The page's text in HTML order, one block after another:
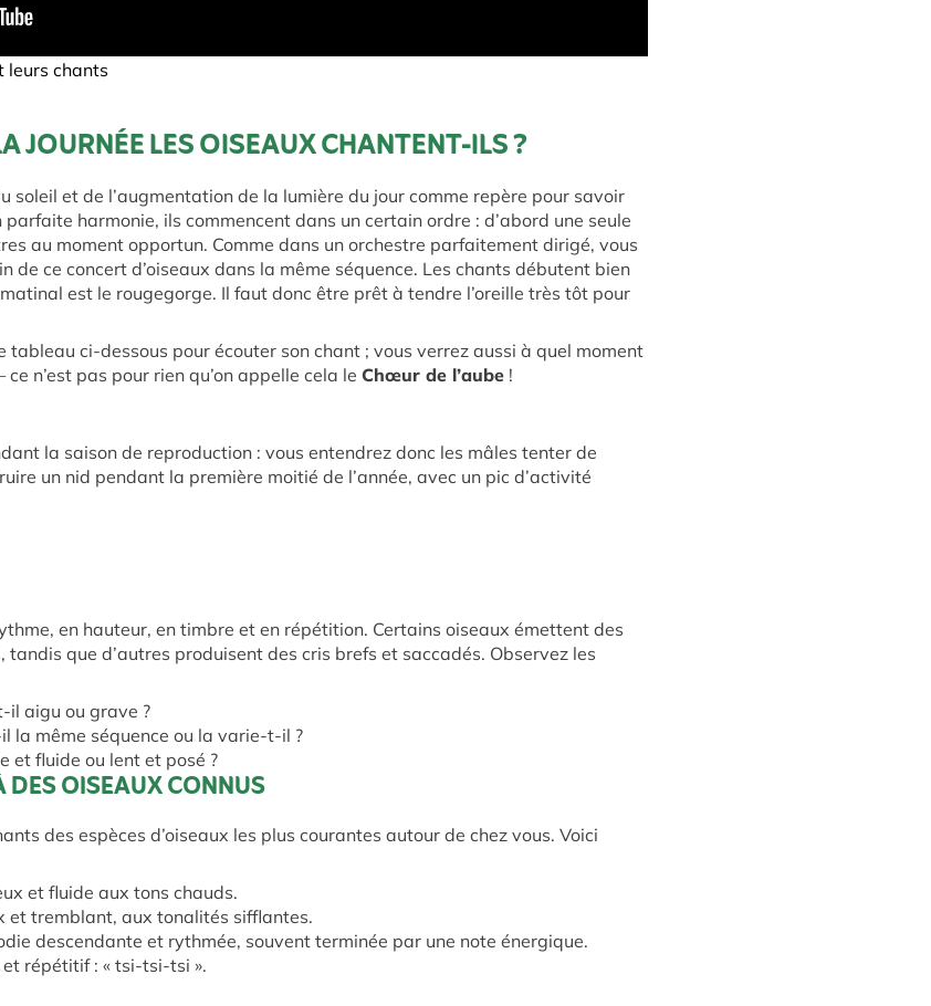
leurs chants
JOURNÉE LES OISEAUX CHANTENT-ILS ?
soleil et de l’augmentation de la lumière du jour comme repère pour savoir
harmonie, ils commencent dans un certain ordre : d’abord une seule
au moment opportun. Comme dans un orchestre parfaitement dirigé, vous
de ce concert d’oiseaux dans la même séquence. Les chants débutent bien
est le rougegorge. Il faut donc être prêt à tendre l’oreille très tôt pour
tableau ci-dessous pour écouter son chant ; vous verrez aussi à quel moment
n’est pas pour rien qu’on appelle cela le Chœur de l’aube !
la saison de reproduction : vous entendrez donc les mâles tenter de
un nid pendant la première moitié de l’année, avec un pic d’activité
en hauteur, en timbre et en répétition. Certains oiseaux émettent des
tandis que d’autres produisent des cris brefs et saccadés. Observez les
il aigu ou grave ?
la même séquence ou la varie-t-il ?
et fluide ou lent et posé ?
DES OISEAUX CONNUS
des espèces d’oiseaux les plus courantes autour de chez vous. Voici
et fluide aux tons chauds.
et tremblant, aux tonalités sifflantes.
descendante et rythmée, souvent terminée par une note énergique.
et répétitif : « tsi-tsi-tsi ».